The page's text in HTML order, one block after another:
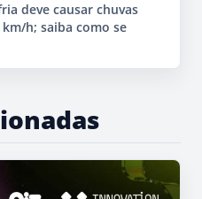
deve causar chuvas
h; saiba como se